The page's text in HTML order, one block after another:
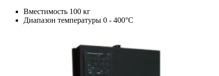
Вместимость 100 кг
Диапазон температуры 0 - 400°C